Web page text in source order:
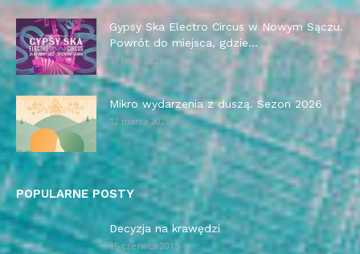
Gypsy Ska Electro Circus w Nowym Sączu.
Powrót do miejsca, gdzie...
13 maja 2026
Mikro wydarzenia z duszą. Sezon 2026
12 marca 2026
POPULARNE POSTY
Decyzja na krawędzi
15 czerwca 2015